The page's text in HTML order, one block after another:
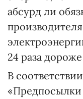
абсурд ли
24 раза
В
«Предпосылки